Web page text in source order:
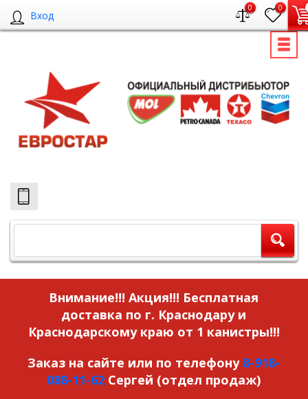
Вход
0 0
Внимание!!! Акция!!! Бесплатная
доставка по г. Краснодару и
Краснодарскому краю от 1 канистры!!!
Заказ на сайте или по телефону 8-918-
088-11-62 Сергей (отдел продаж)